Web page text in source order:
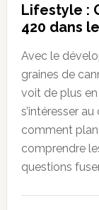
Lifestyle :
420 dans
Avec le
graines de
voit de plus
s’intéresser
comment
comprendre
questions